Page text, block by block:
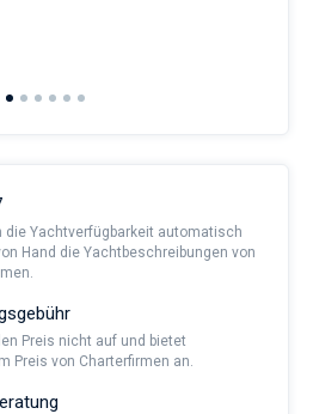
die Yachtverfügbarkeit automatisch
Hand die Yachtbeschreibungen von
Preis nicht auf und bietet
Preis von Charterfirmen an.